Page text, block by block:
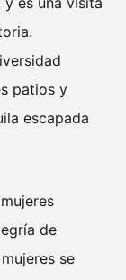
patios y
escapada
de
se